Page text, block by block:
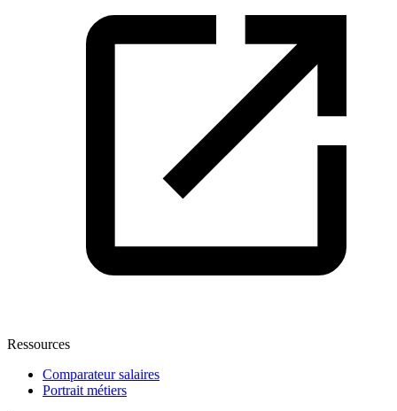
Ressources
Comparateur salaires
Portrait métiers